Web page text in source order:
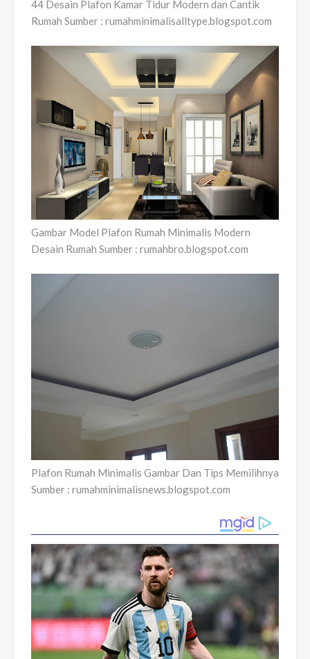
44 Desain Plafon Kamar Tidur Modern dan Cantik
Rumah Sumber : rumahminimalisalltype.blogspot.com
Gambar Model Plafon Rumah Minimalis Modern
Desain Rumah Sumber : rumahbro.blogspot.com
Plafon Rumah Minimalis Gambar Dan Tips Memilihnya
Sumber : rumahminimalisnews.blogspot.com